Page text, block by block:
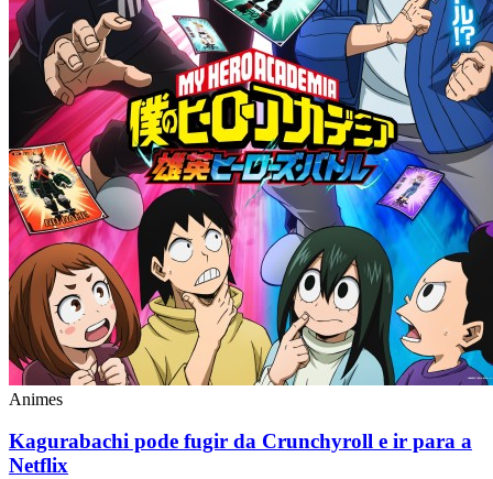
Animes
Kagurabachi pode fugir da Crunchyroll e ir para a
Netflix